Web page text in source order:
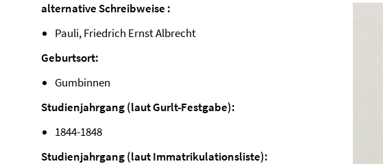
alternative Schreibweise :
Pauli, Friedrich Ernst Albrecht
Geburtsort:
Gumbinnen
Studienjahrgang (laut Gurlt-Festgabe):
1844-1848
Studienjahrgang (laut Immatrikulationsliste):